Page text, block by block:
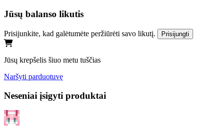
Jūsų balanso likutis
Prisijunkite, kad galėtumėte peržiūrėti savo likutį. Prisijungti
Jūsų krepšelis šiuo metu tuščias
Naršyti parduotuvę
Neseniai įsigyti produktai